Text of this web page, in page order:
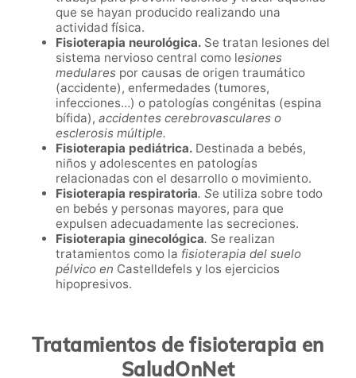
que se hayan producido realizando una
actividad física.
Fisioterapia neurológica. Se tratan lesiones del
sistema nervioso central como lesiones
medulares por causas de origen traumático
(accidente), enfermedades (tumores,
infecciones…) o patologías congénitas (espina
bífida), accidentes cerebrovasculares o
esclerosis múltiple.
Fisioterapia pediátrica. Destinada a bebés,
niños y adolescentes en patologías
relacionadas con el desarrollo o movimiento.
Fisioterapia respiratoria. Se utiliza sobre todo
en bebés y personas mayores, para que
expulsen adecuadamente las secreciones.
Fisioterapia ginecológica. Se realizan
tratamientos como la fisioterapia del suelo
pélvico en Castelldefels y los ejercicios
hipopresivos.
Tratamientos de fisioterapia en
SaludOnNet